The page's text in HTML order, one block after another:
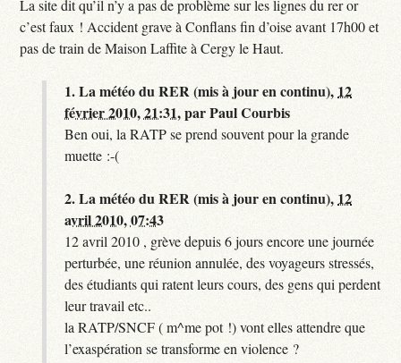
La site dit qu’il n’y a pas de problème sur les lignes du rer or
c’est faux ! Accident grave à Conflans fin d’oise avant 17h00 et
pas de train de Maison Laffite à Cergy le Haut.
1.La météo du RER (mis à jour en continu), 12
février 2010, 21:31,parPaul Courbis
Ben oui, la RATP se prend souvent pour la grande
muette :-(
2.La météo du RER (mis à jour en continu), 12
avril 2010, 07:43
12 avril 2010 , grève depuis 6 jours encore une journée
perturbée, une réunion annulée, des voyageurs stressés,
des étudiants qui ratent leurs cours, des gens qui perdent
leur travail etc..
la RATP/SNCF ( m^me pot !) vont elles attendre que
l’exaspération se transforme en violence ?